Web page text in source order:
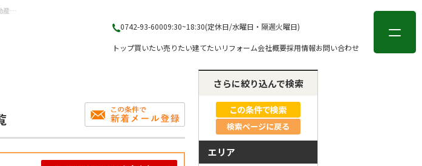
萩の台駅 新築一戸建て（新築一軒家）｜奈良県（奈良市・生駒市・大和郡山市）の不動産売却・購入のことなら株式会社丸山不動産販売
0742-93-60009:30~18:30(定休日/水曜日・隔週火曜日)
トップ買いたい売りたい建てたいリフォーム会社概要採用情報お問い合わせ
会員登録 ログイン
さらに絞り込んで検索
検索ページに戻る
エリア